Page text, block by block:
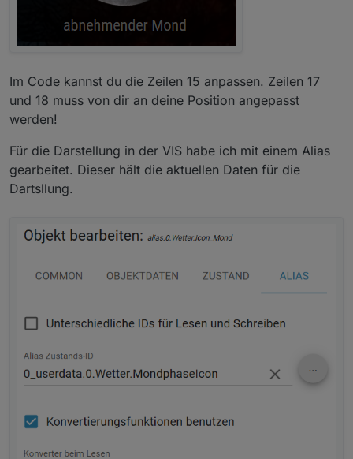
Im Code kannst du die Zeilen 15 anpassen. Zeilen 17
und 18 muss von dir an deine Position angepasst
werden!
Für die Darstellung in der VIS habe ich mit einem Alias
gearbeitet. Dieser hält die aktuellen Daten für die
Dartsllung.